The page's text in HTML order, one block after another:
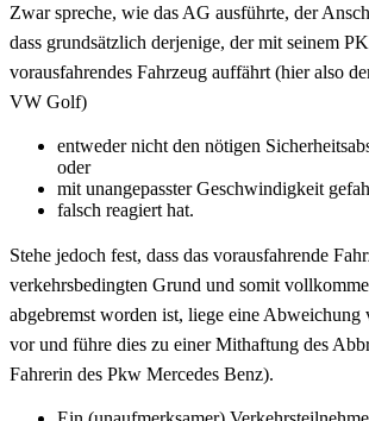
Zwar spreche, wie das AG ausführte, der
dass grundsätzlich derjenige, der mit seinem
vorausfahrendes Fahrzeug auffährt (hier also
VW Golf)
entweder nicht den nötigen
oder
mit unangepasster Geschwindigkeit
falsch reagiert hat.
Stehe jedoch fest, dass das vorausfahrende
verkehrsbedingten Grund und somit
abgebremst worden ist, liege eine Abweichung
vor und führe dies zu einer Mithaftung des
Fahrerin des Pkw Mercedes Benz).